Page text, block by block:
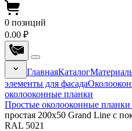
0 позиций
0.00 ₽
ГлавнаяКаталог
элементы для фасада
околооконные планки
Простые околооконные планки
простая 200x50 Grand Line с
RAL 5021